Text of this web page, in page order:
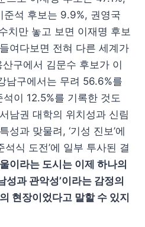
준석 후보는 9.9%, 권영국
치만 놓고 보면 이재명 후보
여다보면 전혀 다른 세계가
구에서 김문수 후보가 이
남구에서는 무려 56.6%를
이 12.5%를 기록한 것도
남권 대학의 위치성과 신림
성과 맞물려, ‘기성 진보’에
석식 도전’에 일부 투사된 결
이라는 도시는 이제 하나의
성과 관악성’이라는 감정의
현장이었다고 말할 수 있지